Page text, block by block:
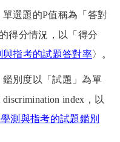
選題的P值稱為「答對
得分情況，以「得分
指考的試題答對率〉。
別度以「試題」為單
discrimination index ，以
測與指考的試題鑑別